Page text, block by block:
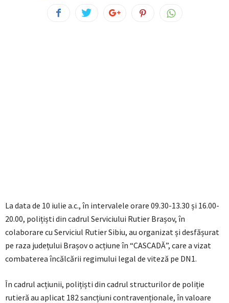
La data de 10 iulie a.c., în intervalele orare 09.30-13.30 și 16.00-
20.00, polițiști din cadrul Serviciului Rutier Brașov, în
colaborare cu Serviciul Rutier Sibiu, au organizat și desfășurat
pe raza județului Brașov o acțiune în “CASCADĂ”, care a vizat
combaterea încălcării regimului legal de viteză pe DN1.
În cadrul acțiunii, polițiști din cadrul structurilor de poliție
rutieră au aplicat 182 sancțiuni contravenționale, în valoare